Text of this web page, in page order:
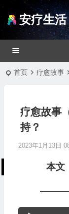
安疗生活
首页 疗愈故事
疗愈故事
持？
2023年1月13日
本文